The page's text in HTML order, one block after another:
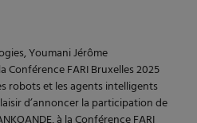
Youmani Jérôme
Conférence FARI Bruxelles 2025
robots et les agents intelligents
d’annoncer la participation de